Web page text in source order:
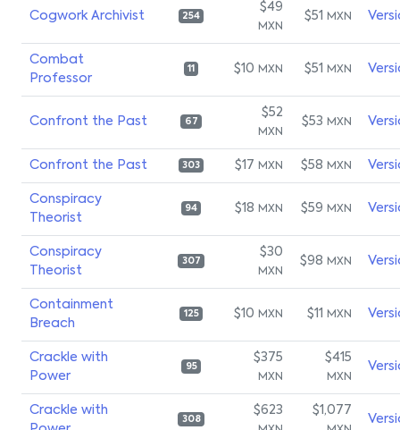
Cogwork Archivist 254
$49
MXN
$51 MXN
Combat
Professor
11 $10 MXN $51 MXN
Confront the Past 67
$52
MXN
$53 MXN
Confront the Past 303 $17 MXN $58 MXN
Conspiracy
Theorist
94 $18 MXN $59 MXN
Conspiracy
Theorist
307
$30
MXN
$98 MXN
Containment
Breach
125 $10 MXN $11 MXN
Crackle with
Power
95
$375
MXN
$415
MXN
Crackle with
308
$623 $1,077